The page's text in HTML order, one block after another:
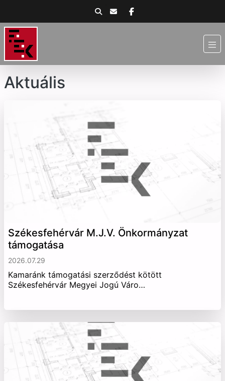
Aktuális
Székesfehérvár M.J.V. Önkormányzat
támogatása
2026.07.29
Kamaránk támogatási szerződést kötött
Székesfehérvár Megyei Jogú Váro…